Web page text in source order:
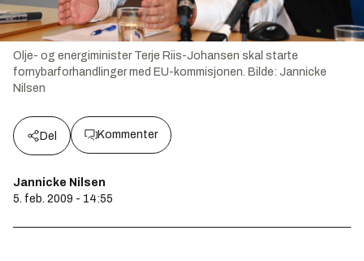
Olje- og energiminister Terje Riis-Johansen skal starte
fornybarforhandlinger med EU-kommisjonen. Bilde: Jannicke
Nilsen
Del Kommenter
Jannicke Nilsen
5. feb. 2009 - 14:55